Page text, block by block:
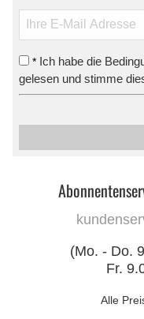
* Ich habe die
gelesen und stimme
(Mo. - Do.
Fr.
Alle